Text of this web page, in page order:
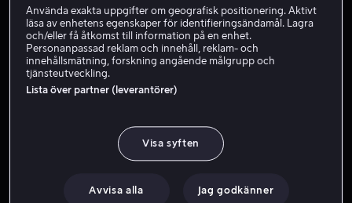
Hyr 49 kr
Köp 109 kr
Baserad på William Shakespeares drama om general
Baserad på William Shakespeares drama om general
Macbeth, vars hustru Lady Macbeth driver honom till att
störta Skottlands kung Duncan från tronen.
Använda exakta uppgifter om geografisk positionering. Aktivt
läsa av enhetens egenskaper för identifieringsändamål. Lagra
och/eller få åtkomst till information på en enhet.
Personanpassad reklam och innehåll, reklam- och
innehållsmätning, forskning angående målgrupp och
tjänsteutveckling.
Lista över partner (leverantörer)
Visa syften
Avvisa alla Jag godkänner